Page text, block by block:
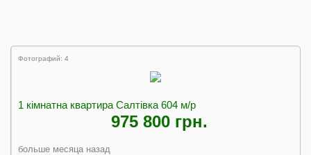
Фотографий: 4
1 кімнатна квартира Салтівка 604 м/р
975 800 грн.
больше месяца назад